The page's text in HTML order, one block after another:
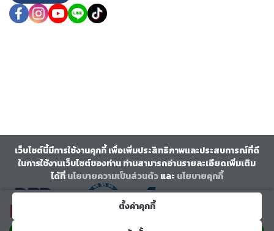
฿17,999
เว็บไซต์นี้มีการใช้งานคุกกี้ เพื่อเพิ่มประสิทธิภาพและประสบการณ์ที่ดี
ในการใช้งานเว็บไซต์ของท่าน ท่านสามารถอ่านรายละเอียดเพิ่มเติม
ได้ที่นโยบายความเป็นส่วนตัวและ นโยบายคุกกี้
ตั้งค่าคุกกี้